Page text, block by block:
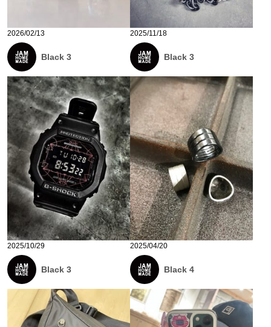
2026/02/13
Black 3
2025/11/18
Black 3
2025/10/29
Black 3
2025/04/20
Black 4